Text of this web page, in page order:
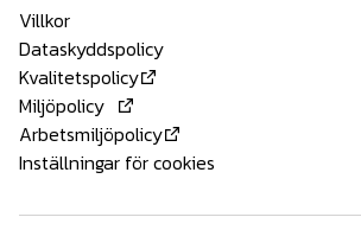
Villkor
Dataskyddspolicy
Kvalitetspolicy
Miljöpolicy
Arbetsmiljöpolicy
Inställningar för cookies